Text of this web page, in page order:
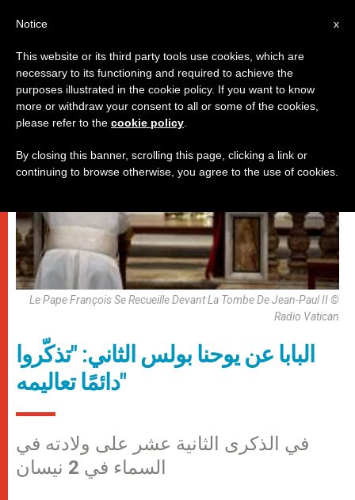
باباوات
Le Pape François Se Recueille Devant La Tombe De Jean-Paul II ©
Radio Vatican
البابا عن يوحنا بولس الثاني: "تذكّروا
دائمًا تعاليمه"
في الذكرى الثانية عشر على ولادته في
السماء في 2 نيسان
x
Notice
This website or its third party tools use cookies, which are
necessary to its functioning and required to achieve the
purposes illustrated in the cookie policy. If you want to know
more or withdraw your consent to all or some of the cookies,
please refer to the cookie policy
By closing this banner, scrolling this page, clicking a link or
continuing to browse otherwise, you agree to the use of cookies.